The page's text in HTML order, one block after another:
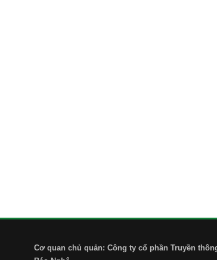
Cơ quan chủ quản: Công ty cổ phần Truyền